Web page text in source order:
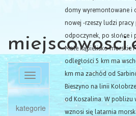
Toggle
navigation
kategorie
domy wyremontowane
nowej -rzeszy ludzi
odpoczynek, po słońce i
Małe kąpielisko morskie
odległości 5 km ma
km ma zachód od
Bieszyno na linii
od Koszalina. W pobliżu
wznosi się latarnia